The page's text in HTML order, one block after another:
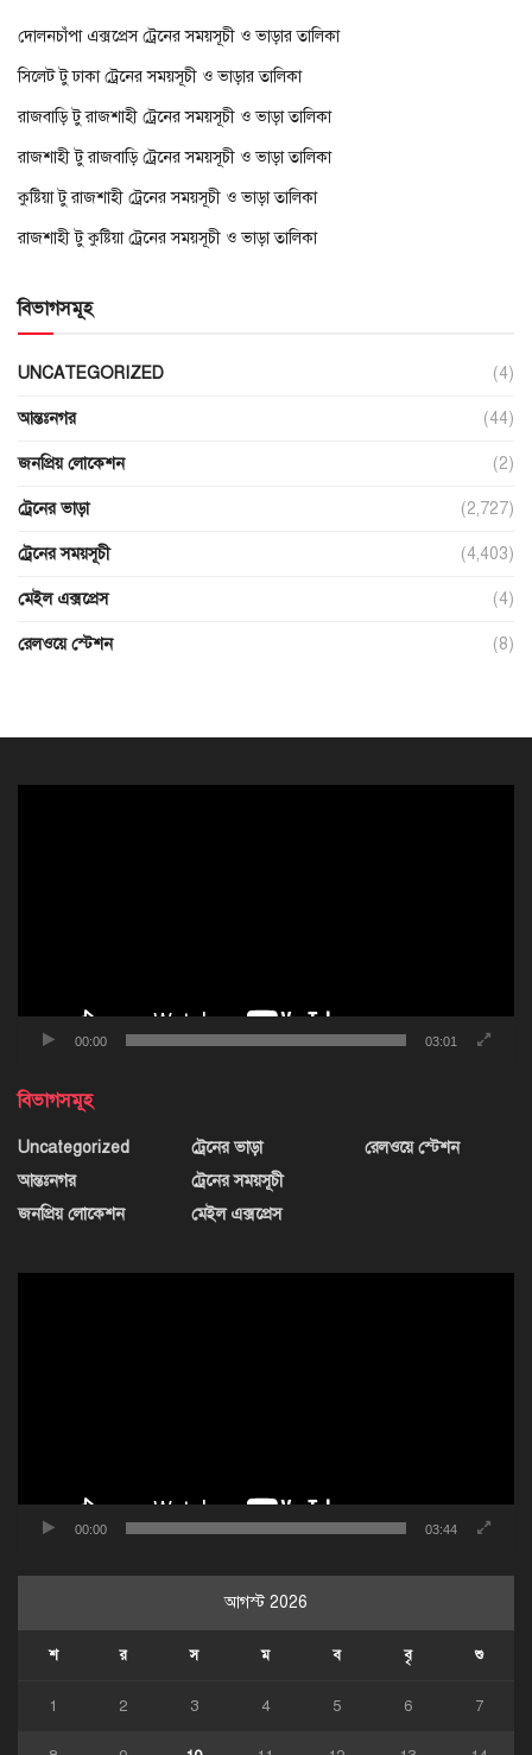
দোলনচাঁপা এক্সপ্রেস ট্রেনের সময়সূচী ও ভাড়ার তালিকা
সিলেট টু ঢাকা ট্রেনের সময়সূচী ও ভাড়ার তালিকা
রাজবাড়ি টু রাজশাহী ট্রেনের সময়সূচী ও ভাড়া তালিকা
রাজশাহী টু রাজবাড়ি ট্রেনের সময়সূচী ও ভাড়া তালিকা
কুষ্টিয়া টু রাজশাহী ট্রেনের সময়সূচী ও ভাড়া তালিকা
রাজশাহী টু কুষ্টিয়া ট্রেনের সময়সূচী ও ভাড়া তালিকা
বিভাগসমূহ
UNCATEGORIZED (4)
আন্তঃনগর (44)
জনপ্রিয় লোকেশন (2)
ট্রেনের ভাড়া (2,727)
ট্রেনের সময়সূচী (4,403)
মেইল এক্সপ্রেস (4)
রেলওয়ে স্টেশন (8)
00:00 03:01
বিভাগসমূহ
Uncategorized
আন্তঃনগর
জনপ্রিয় লোকেশন
ট্রেনের ভাড়া
ট্রেনের সময়সূচী
মেইল এক্সপ্রেস
রেলওয়ে স্টেশন
00:00 03:44
আগস্ট 2026
শ র স ম ব বৃ শু
1 2 3 4 5 6 7